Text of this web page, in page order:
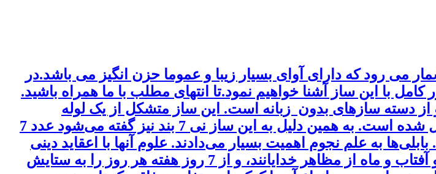
می رود که دارای آوای بسیار زیبا و عموما حزن انگیز می باشد.در
با این ساز آشنا خواهیم نمود.تا انتهای مطلب با ما همراه باشید.
دسته سازهای بدون زبانه است. این ساز متشکل از یک لوله
استوانه‌ای از جنس نی که سراسر طول آن از 7 بند و 6 گره تشکیل شده است. به همین دلیل به این ساز نی 7 بند نیز گفته می‌شود عدد 7
به علم نجوم اهمیت بسیار می‌دادند. علوم آنها با اعقاید دینی
آمیخته بود و تصور می‌کردند عطارد، زهره، مریخ، مشتری، زحل و آفتاب و ماه از مظاهر خدایانند، و از 7 روز هفته هر روز را به ستایش